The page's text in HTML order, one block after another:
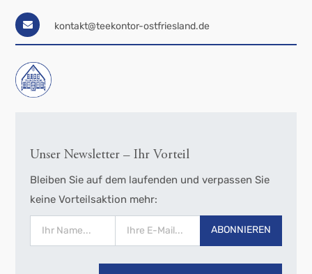
kontakt@teekontor-ostfriesland.de
Unser Newsletter – Ihr Vorteil
Bleiben Sie auf dem laufenden und verpassen Sie
keine Vorteilsaktion mehr:
ABONNIEREN